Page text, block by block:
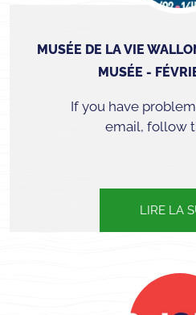
MUSÉE DE LA VIE
MUSÉE -
If you have
email, follow
LIRE LA